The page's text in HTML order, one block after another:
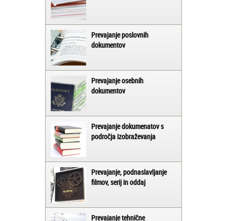
Prevajanje poslovnih
dokumentov
Prevajanje osebnih
dokumentov
Prevajanje dokumenatov s
področja izobraževanja
Prevajanje, podnaslavljanje
filmov, serij in oddaj
Prevajanje tehnične